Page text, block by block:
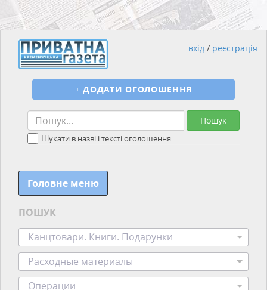
Пошук
Шукати в назві і тексті оголошення
+ ДОДАТИ ОГОЛОШЕННЯ
вхід / реєстрація
Головне меню
ПОШУК
Канцтовари. Книги. Подарунки
Расходные материалы
Операции